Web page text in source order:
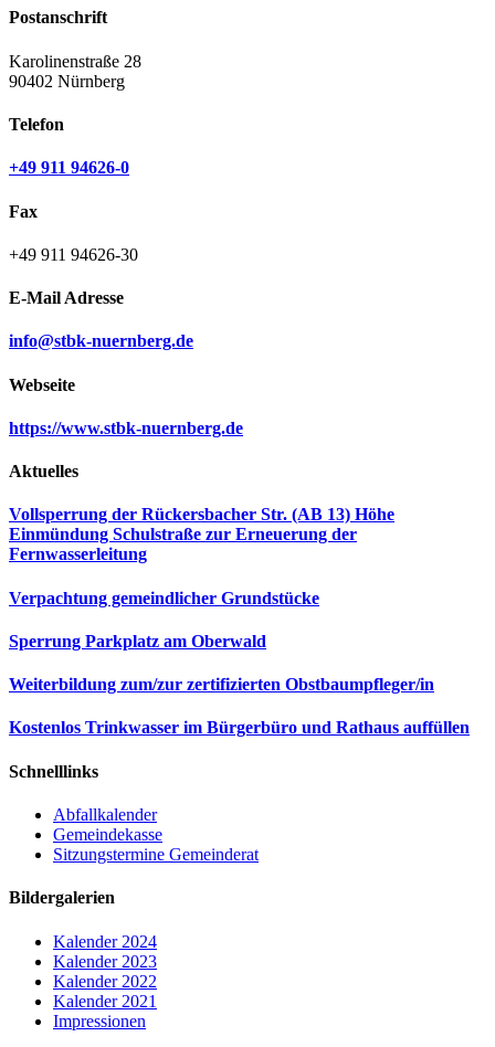
Postanschrift
Karolinenstraße 28
90402 Nürnberg
Telefon
+49 911 94626-0
Fax
+49 911 94626-30
E-Mail Adresse
info@stbk-nuernberg.de
Webseite
https://www.stbk-nuernberg.de
Aktuelles
Vollsperrung der Rückersbacher Str. (AB 13) Höhe
Einmündung Schulstraße zur Erneuerung der
Fernwasserleitung
Verpachtung gemeindlicher Grundstücke
Sperrung Parkplatz am Oberwald
Weiterbildung zum/zur zertifizierten Obstbaumpfleger/in
Kostenlos Trinkwasser im Bürgerbüro und Rathaus auffüllen
Schnelllinks
Abfallkalender
Gemeindekasse
Sitzungstermine Gemeinderat
Bildergalerien
Kalender 2024
Kalender 2023
Kalender 2022
Kalender 2021
Impressionen